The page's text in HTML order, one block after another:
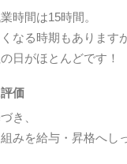
時間は15時間。
なる時期もありますが
日がほとんどです！
価
き、
みを給与・昇格へし